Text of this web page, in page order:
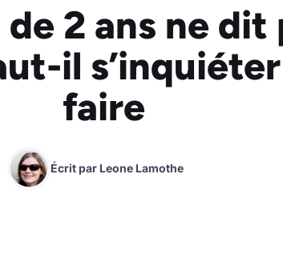
2 ans ne dit
il
faire
Écrit par Leone Lamothe